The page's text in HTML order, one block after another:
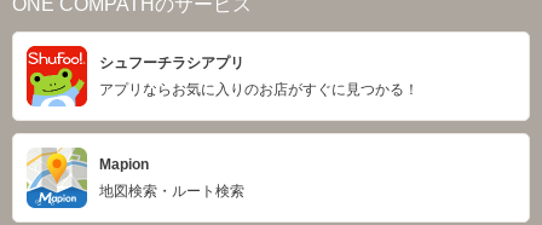
ONE COMPATHのサービス
シュフーチラシアプリ
アプリならお気に入りのお店がすぐに見つかる！
Mapion
地図検索・ルート検索